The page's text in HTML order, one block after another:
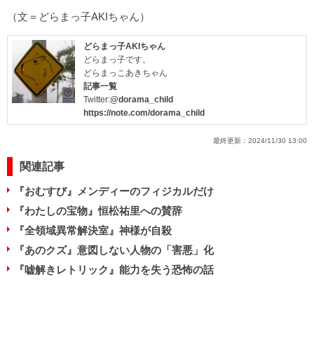
（文＝どらまっ子AKIちゃん）
どらまっ子AKIちゃん
どらまっ子です。
どらまっこあきちゃん
記事一覧
Twitter:@dorama_child
https://note.com/dorama_child
最終更新： 2024/11/30 13:00
関連記事
『おむすび』メンディーのフィジカルだけ
『わたしの宝物』恒松祐里への賛辞
『全領域異常解決室』神様が自殺
『あのクズ』意図しない人物の「害悪」化
『嘘解きレトリック』能力を失う恐怖の話